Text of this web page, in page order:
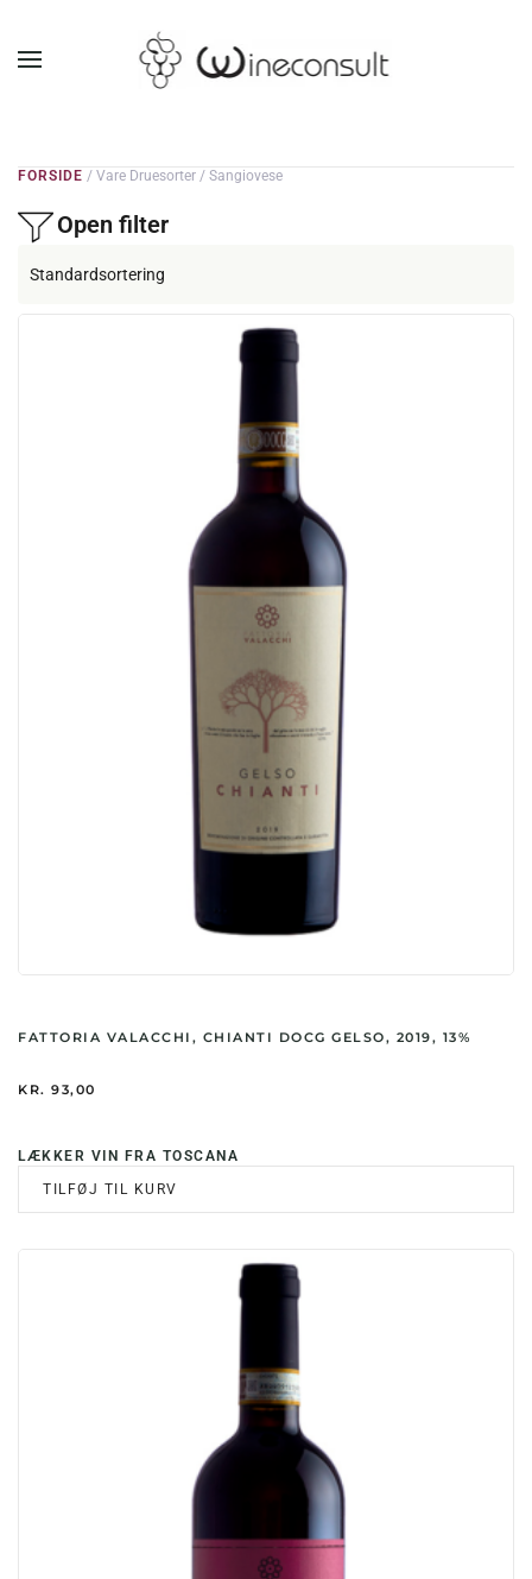
GÅ TIL HOVEDINDHOLD
FORSIDE / Vare Druesorter / Sangiovese
Open filter
FATTORIA VALACCHI, CHIANTI DOCG GELSO, 2019, 13%
KR. 93,00
LÆKKER VIN FRA TOSCANA
TILFØJ TIL KURV